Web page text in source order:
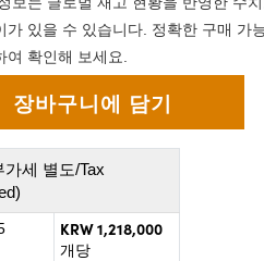
가 있을 수 있습니다. 정확한 구매 가
여 확인해 보세요.
가세 별도/Tax
KRW 1,218,000
개당